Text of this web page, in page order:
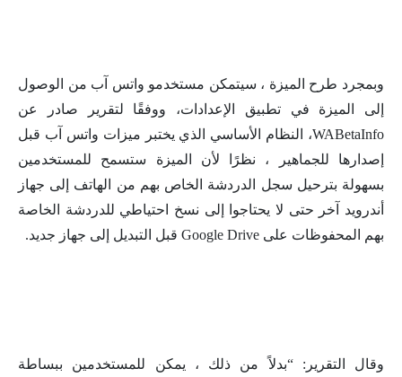
وبمجرد طرح الميزة ، سيتمكن مستخدمو واتس آب من الوصول
إلى الميزة في تطبيق الإعدادات، ووفقًا لتقرير صادر عن
WABetaInfo، النظام الأساسي الذي يختبر ميزات واتس آب قبل
إصدارها للجماهير ، نظرًا لأن الميزة ستسمح للمستخدمين
بسهولة بترحيل سجل الدردشة الخاص بهم من الهاتف إلى جهاز
أندرويد آخر حتى لا يحتاجوا إلى نسخ احتياطي للدردشة الخاصة
بهم المحفوظات على Google Drive قبل التبديل إلى جهاز جديد.
وقال التقرير: “بدلاً من ذلك ، يمكن للمستخدمين ببساطة